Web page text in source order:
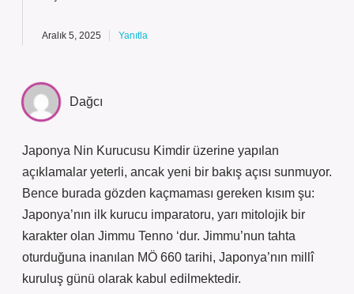
Aralık 5, 2025 Yanıtla
Dağcı
Japonya Nin Kurucusu Kimdir üzerine yapılan
açıklamalar yeterli, ancak yeni bir bakış açısı sunmuyor.
Bence burada gözden kaçmaması gereken kısım şu:
Japonya’nın ilk kurucu imparatoru, yarı mitolojik bir
karakter olan Jimmu Tenno ‘dur. Jimmu’nun tahta
oturduğuna inanılan MÖ 660 tarihi, Japonya’nın millî
kuruluş günü olarak kabul edilmektedir.